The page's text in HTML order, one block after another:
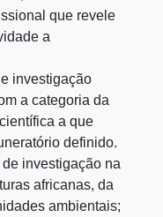
que revele
a
investigação
a categoria da
a que
definido.
investigação na
africanas, da
ambientais;